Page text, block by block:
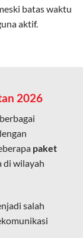
koneksi
tanpa
pengalaman
bekerja,
karena
router
batas waktu
aktif.
2026
paket
di wilayah
salah